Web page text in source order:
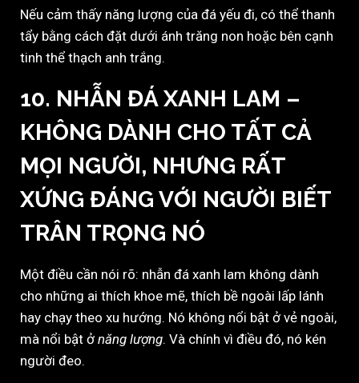
Nếu cảm thấy năng lượng của đá yếu đi, có thể thanh
tẩy bằng cách đặt dưới ánh trăng non hoặc bên cạnh
tinh thể thạch anh trắng.
10. NHẪN ĐÁ XANH LAM –
KHÔNG DÀNH CHO TẤT CẢ
MỌI NGƯỜI, NHƯNG RẤT
XỨNG ĐÁNG VỚI NGƯỜI BIẾT
TRÂN TRỌNG NÓ
Một điều cần nói rõ: nhẫn đá xanh lam không dành
cho những ai thích khoe mẽ, thích bề ngoài lấp lánh
hay chạy theo xu hướng. Nó không nổi bật ở vẻ ngoài,
mà nổi bật ở năng lượng. Và chính vì điều đó, nó kén
người đeo.